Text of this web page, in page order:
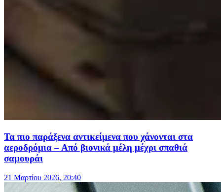
Τα πιο παράξενα αντικείμενα που χάνονται στα
αεροδρόμια – Από βιονικά μέλη μέχρι σπαθιά
σαμουράι
21 Μαρτίου 2026, 20:40